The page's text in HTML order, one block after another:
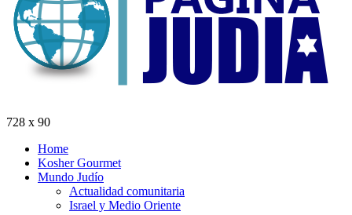
728 x 90
Home
Kosher Gourmet
Mundo Judío
Actualidad comunitaria
Israel y Medio Oriente